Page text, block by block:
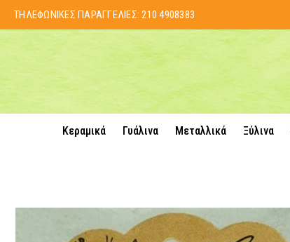
ΤΗΛΕΦΩΝΙΚΕΣ ΠΑΡΑΓΓΕΛΙΕΣ:210 4908383
Κεραμικά Γυάλινα Μεταλλικά Ξύλινα